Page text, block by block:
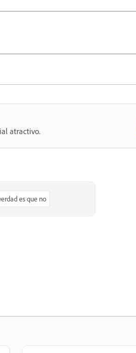
atractivo.
es que no